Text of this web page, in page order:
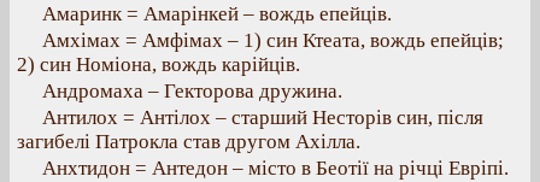
Амаринк = Амарінкей – вождь епейців.
Амхімах = Амфімах – 1) син Ктеата, вождь епейців;
2) син Номіона, вождь карійців.
Андромаха – Гекторова дружина.
Антилох = Антілох – старший Несторів син, після
загибелі Патрокла став другом Ахілла.
Анхтидон = Антедон – місто в Беотії на річці Евріпі.